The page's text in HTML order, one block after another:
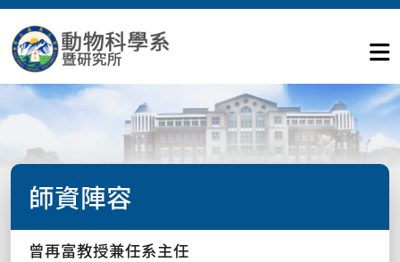
師資陣容
曾再富教授兼任系主任